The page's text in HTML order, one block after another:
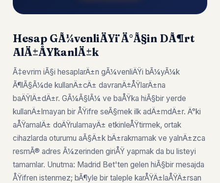
Hesap GÃ¼venliÄŸi Ä°Ã§in DÃ¶rt
AlÄ±ÅŸkanlÄ±k
Ã‡evrim iÃ§i hesaplarÄ±n gÃ¼venliÄŸi bÃ¼yÃ¼k
Ã¶lÃ§Ã¼de kullanÄ±cÄ± davranÄ±ÅŸlarÄ±na
baÄŸlÄ±dÄ±r. GÃ¼Ã§lÃ¼ ve baÅŸka hiÃ§bir yerde
kullanÄ±lmayan bir ÅŸifre seÃ§mek ilk adÄ±mdÄ±r. Ä°ki
aÅŸamalÄ± doÄŸrulamayÄ± etkinleÅŸtirmek, ortak
cihazlarda oturumu aÃ§Ä±k bÄ±rakmamak ve yalnÄ±zca
resmÃ® adres Ã¼zerinden giriÅŸ yapmak da bu listeyi
tamamlar. Unutma: Madrid Bet'ten gelen hiÃ§bir mesajda
ÅŸifren istenmez; bÃ¶yle bir taleple karÅŸÄ±laÅŸÄ±rsan